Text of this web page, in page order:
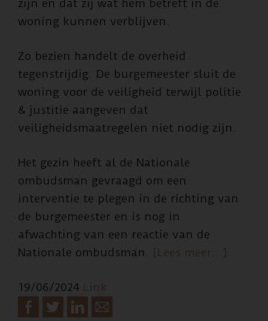
zijn en dat zij wat hem betreft in de
woning kunnen verblijven.
Zo bezien handelt de overheid
tegenstrijdig. De burgemeester sluit de
woning voor de veiligheid terwijl politie
& justitie aangeven dat
veiligheidsmaatregelen niet nodig zijn.
Het gezin heeft al de Nationale
ombudsman gevraagd om een
interventie te plegen in de richting van
de burgemeester en is nog in
afwachting van een reactie van de
Nationale ombudsman. [Lees meer…]
19/06/2024 Link